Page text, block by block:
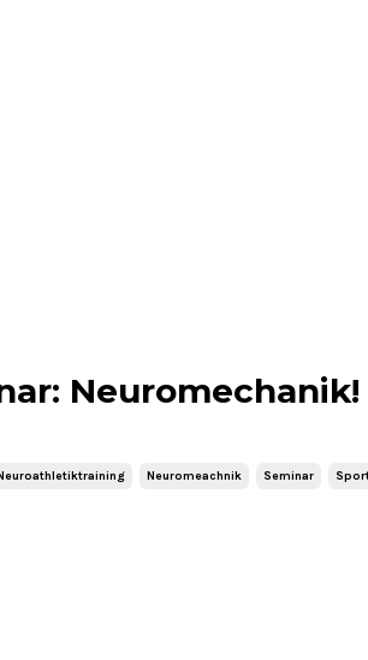
Neuromeachnik Seminar